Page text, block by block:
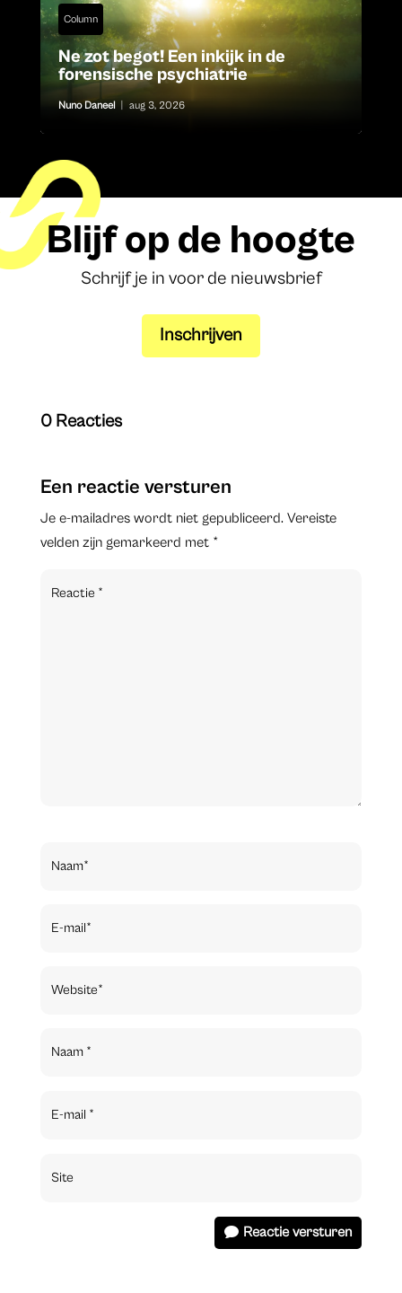
Column
Ne zot begot! Een inkijk in de
forensische psychiatrie
Nuno Daneel aug 3, 2026
Blijf op de hoogte
Schrijf je in voor de nieuwsbrief
Inschrijven
0 Reacties
Een reactie versturen
Je e-mailadres wordt niet gepubliceerd. Vereiste
velden zijn gemarkeerd met *
Reactie versturen